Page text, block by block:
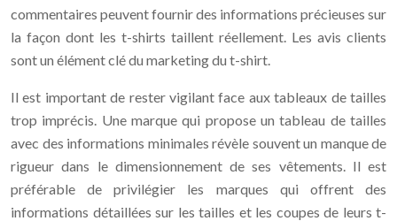
commentaires peuvent fournir des informations précieuses sur
la façon dont les t-shirts taillent réellement. Les avis clients
sont un élément clé du marketing du t-shirt.
Il est important de rester vigilant face aux tableaux de tailles
trop imprécis. Une marque qui propose un tableau de tailles
avec des informations minimales révèle souvent un manque de
rigueur dans le dimensionnement de ses vêtements. Il est
préférable de privilégier les marques qui offrent des
informations détaillées sur les tailles et les coupes de leurs t-